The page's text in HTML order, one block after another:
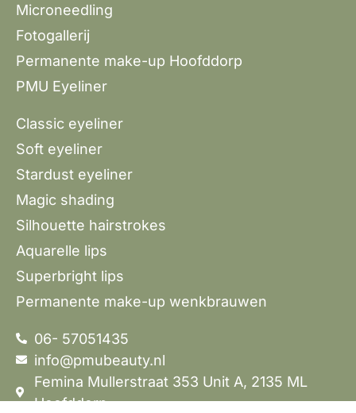
Microneedling
Fotogallerij
Permanente make-up Hoofddorp
PMU Eyeliner
Classic eyeliner
Soft eyeliner
Stardust eyeliner
Magic shading
Silhouette hairstrokes
Aquarelle lips
Superbright lips
Permanente make-up wenkbrauwen
06- 57051435
info@pmubeauty.nl
Femina Mullerstraat 353 Unit A, 2135 ML
Hoofddorp